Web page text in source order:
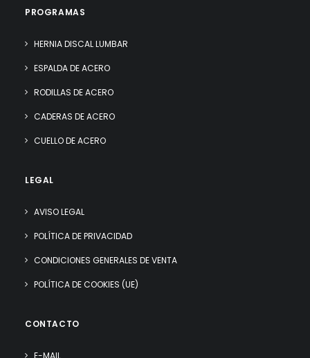
PROGRAMAS
HERNIA DISCAL LUMBAR
ESPALDA DE ACERO
RODILLAS DE ACERO
CADERAS DE ACERO
CUELLO DE ACERO
LEGAL
AVISO LEGAL
POLÍTICA DE PRIVACIDAD
CONDICIONES GENERALES DE VENTA
POLÍTICA DE COOKIES (UE)
CONTACTO
E-MAIL